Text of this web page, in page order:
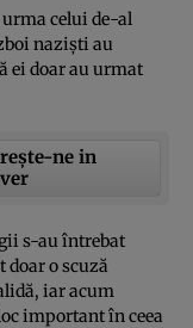
celui de-al
nazişti au
ei doar au urmat
ne in
s-au întrebat
doar o scuză
iar acum
important în ceea